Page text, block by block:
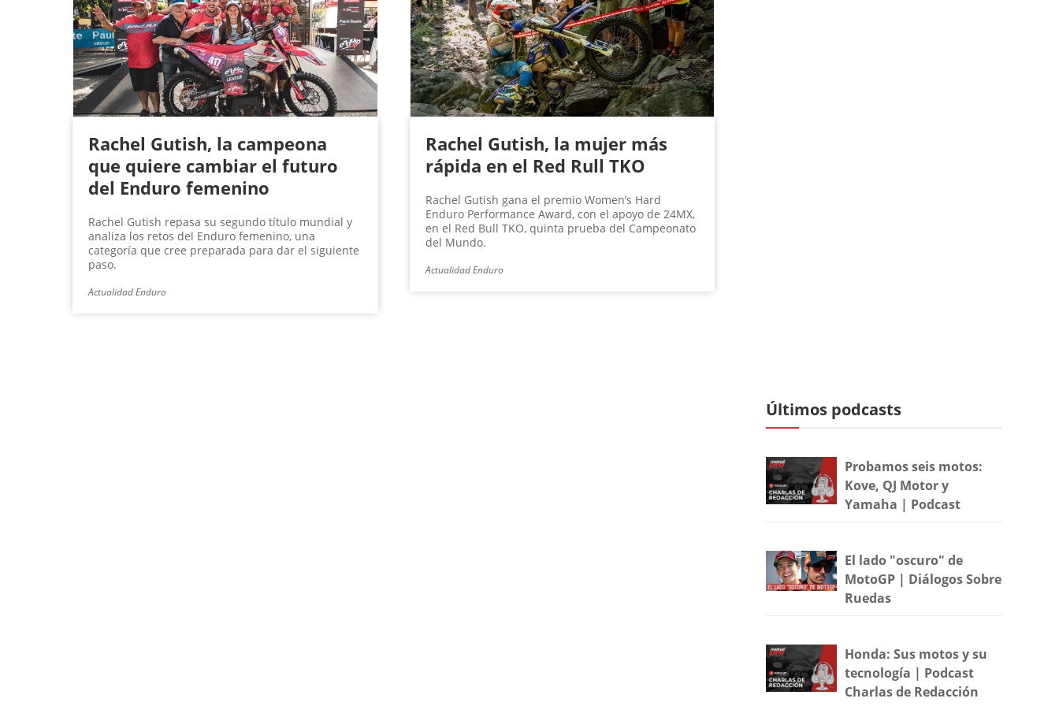
Rachel Gutish, la campeona
que quiere cambiar el futuro
del Enduro femenino
Rachel Gutish repasa su segundo título mundial y
analiza los retos del Enduro femenino, una
categoría que cree preparada para dar el siguiente
paso.
Actualidad Enduro
Rachel Gutish, la mujer más
rápida en el Red Rull TKO
Rachel Gutish gana el premio Women’s Hard
Enduro Performance Award, con el apoyo de 24MX,
en el Red Bull TKO, quinta prueba del Campeonato
del Mundo.
Actualidad Enduro
Últimos podcasts
Probamos seis motos:
Kove, QJ Motor y
Yamaha | Podcast
El lado "oscuro" de
MotoGP | Diálogos Sobre
Ruedas
Honda: Sus motos y su
tecnología | Podcast
Charlas de Redacción